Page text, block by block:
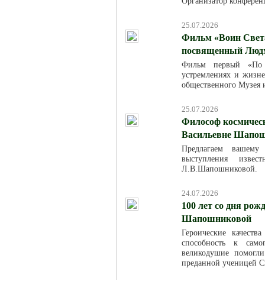
25.07.2026
Фильм «Воин
посвященный
Фильм первый «По
устремлениях и
общественного
25.07.2026
Философ
Васильевне
Предлагаем
выступления
Л.В.Шапошниковой.
24.07.2026
100 лет со дня
Шапошниковой
Героические
способность к
великодушие
преданной ученицей